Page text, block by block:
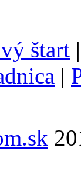
štart
|